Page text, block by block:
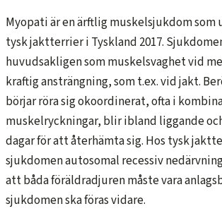
Myopati är en ärftlig muskelsjukdom som
tysk jaktterrier i Tyskland 2017.
huvudsakligen som muskelsvaghet vid
kraftig ansträngning, som t.ex. vid jakt.
börjar röra sig okoordinerat, ofta i
muskelryckningar, blir ibland liggande
dagar för att återhämta sig. Hos tysk
sjukdomen autosomal recessiv
att båda föräldradjuren måste vara
sjukdomen ska föras vidare.